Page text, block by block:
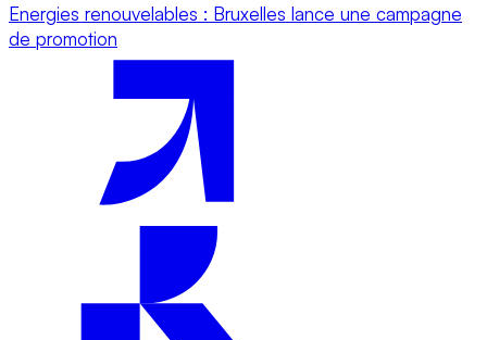
Energies renouvelables : Bruxelles lance une campagne
de promotion